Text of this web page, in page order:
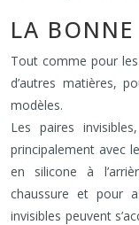
LA
Tout comme pour
d’autres matières,
modèles.
Les paires
principalement avec
en silicone à
chaussure et pour
invisibles peuvent